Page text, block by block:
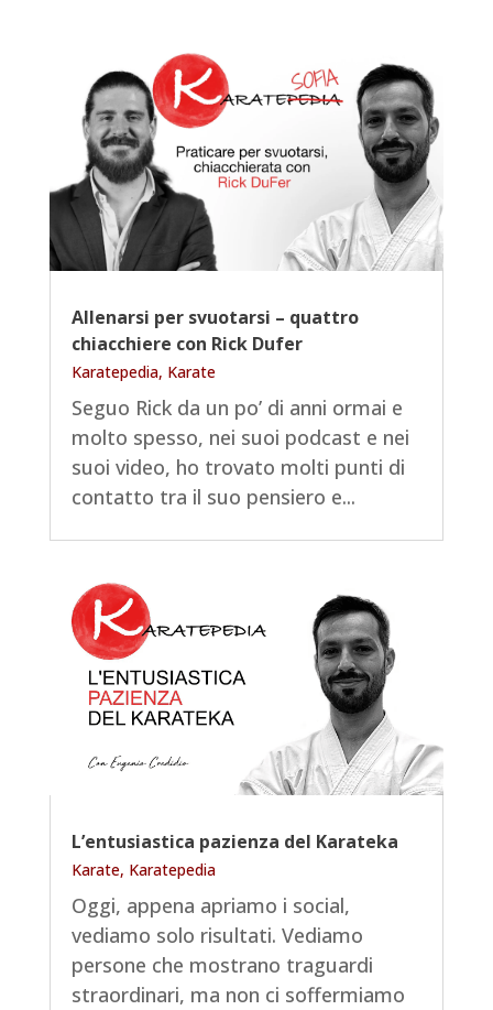
Allenarsi per svuotarsi – quattro
chiacchiere con Rick Dufer
Karatepedia, Karate
Seguo Rick da un po’ di anni ormai e
molto spesso, nei suoi podcast e nei
suoi video, ho trovato molti punti di
contatto tra il suo pensiero e...
L’entusiastica pazienza del Karateka
Karate, Karatepedia
Oggi, appena apriamo i social,
vediamo solo risultati. Vediamo
persone che mostrano traguardi
straordinari, ma non ci soffermiamo